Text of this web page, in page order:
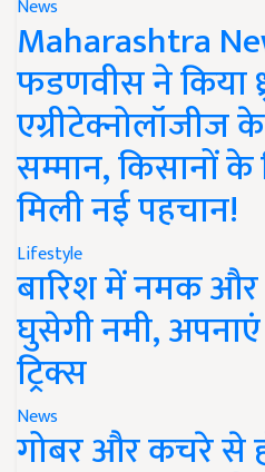
News
Maharashtra
फडणवीस ने किया
एग्रीटेक्नोलॉजीज
सम्मान, किसानों
मिली नई पहचान!
Lifestyle
बारिश में नमक और
घुसेगी नमी,
ट्रिक्स
News
गोबर और कचरे से